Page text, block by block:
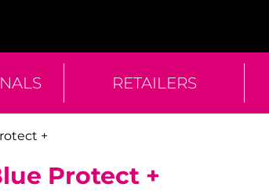
RETAILERS
+
Protect +